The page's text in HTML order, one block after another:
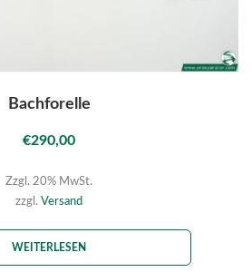
Bachforelle
€290,00
Zzgl. 20% MwSt.
zzgl. Versand
WEITERLESEN